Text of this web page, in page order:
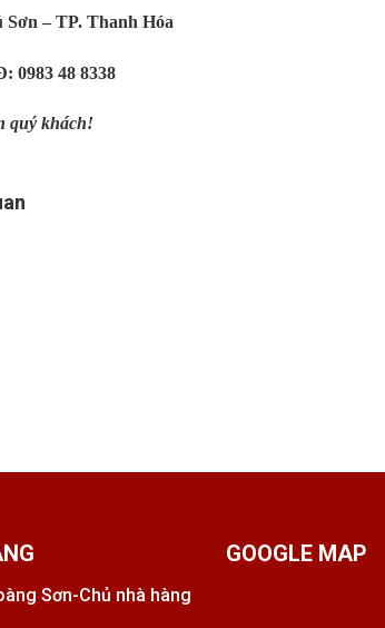
– TP. Thanh Hóa
0983 48 8338
quý khách!
Sơn-Chủ nhà hàng
GOOGLE MAP